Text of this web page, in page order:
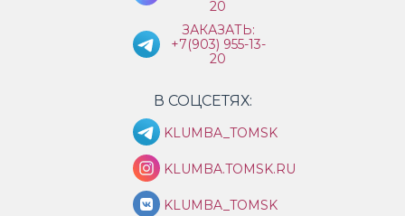
20
ЗАКАЗАТЬ:
+7(903) 955-13-
20
В СОЦСЕТЯХ:
KLUMBA_TOMSK
KLUMBA.TOMSK.RU
KLUMBA_TOMSK